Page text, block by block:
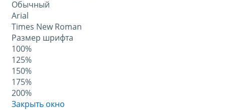
Обычный
Arial
Times New Roman
Размер шрифта
100%
125%
150%
175%
200%
Закрыть окно